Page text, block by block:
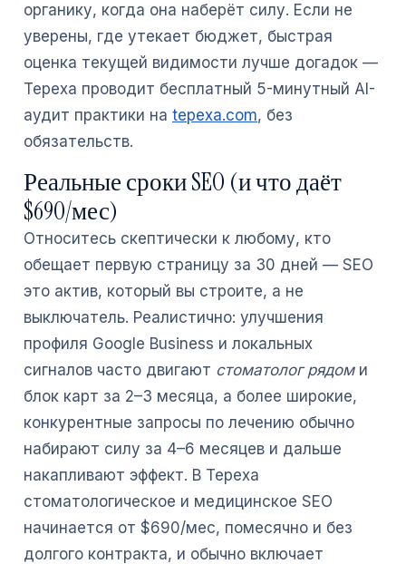
органику, когда она наберёт силу. Если не
уверены, где утекает бюджет, быстрая
оценка текущей видимости лучше догадок —
Tepexa проводит бесплатный 5-минутный AI-
аудит практики на tepexa.com, без
обязательств.
Реальные сроки SEO (и что даёт
$690/мес)
Относитесь скептически к любому, кто
обещает первую страницу за 30 дней — SEO
это актив, который вы строите, а не
выключатель. Реалистично: улучшения
профиля Google Business и локальных
сигналов часто двигают стоматолог рядоми
блок карт за 2–3 месяца, а более широкие,
конкурентные запросы по лечению обычно
набирают силу за 4–6 месяцев и дальше
накапливают эффект. В Tepexa
стоматологическое и медицинское SEO
начинается от $690/мес, помесячно и без
долгого контракта, и обычно включает